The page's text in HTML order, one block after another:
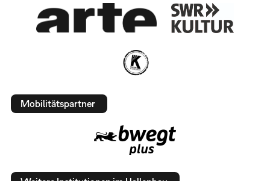
Mobilitätspartner